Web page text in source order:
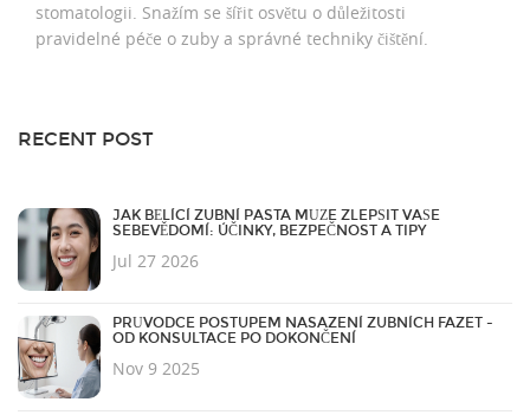
stomatologii. Snažím se šířit osvětu o důležitosti
pravidelné péče o zuby a správné techniky čištění.
RECENT POST
JAK BĚLÍCÍ ZUBNÍ PASTA MŮŽE ZLEPŠIT VAŠE
SEBEVĚDOMÍ: ÚČINKY, BEZPEČNOST A TIPY
Jul 27 2026
PRŮVODCE POSTUPEM NASAZENÍ ZUBNÍCH FAZET -
OD KONSULTACE PO DOKONČENÍ
Nov 9 2025